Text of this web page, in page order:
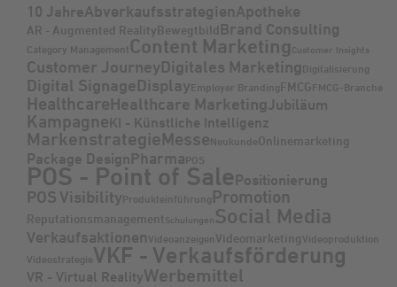
10 JahreAbverkaufsstrategienApotheke
AR - Augmented RealityBewegtbild Brand Consulting
Category Management Content Marketing Customer Insights
Customer JourneyDigitales Marketing Digitalisierung
Digital SignageDisplayEmployer BrandingFMCGFMCG-Branche
HealthcareHealthcare MarketingJubiläum
KampagneKI - Künstliche Intelligenz
MarkenstrategieMesseNeukundeOnlinemarketing
Package DesignPharmaPOS
POS - Point of Sale Positionierung
POS VisibilityProdukteinführung Promotion
Reputationsmanagement Schulungen Social Media
Verkaufsaktionen Videoanzeigen Videomarketing Videoproduktion
VideostrategieVKF - Verkaufsförderung
VR - Virtual RealityWerbemittel